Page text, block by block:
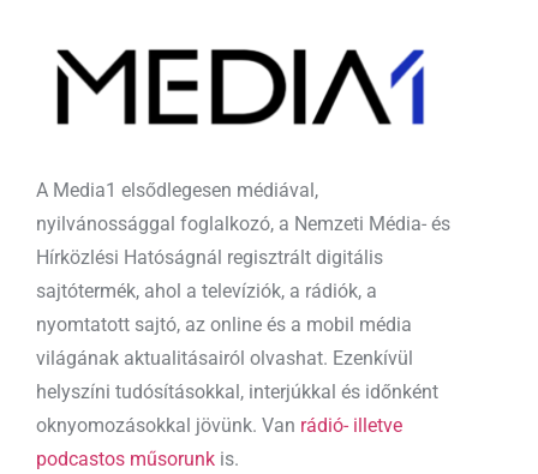
A Media1 elsődlegesen médiával,
nyilvánossággal foglalkozó, a Nemzeti Média- és
Hírközlési Hatóságnál regisztrált digitális
sajtótermék, ahol a televíziók, a rádiók, a
nyomtatott sajtó, az online és a mobil média
világának aktualitásairól olvashat. Ezenkívül
helyszíni tudósításokkal, interjúkkal és időnként
oknyomozásokkal jövünk. Van rádió- illetve
podcastos műsorunk is.